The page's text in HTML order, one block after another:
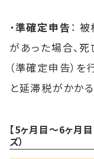
・準確定申告 ：
があった場合、
（準確定申告）
と延滞税がかか
【5ヶ月目〜6ヶ月
ズ）